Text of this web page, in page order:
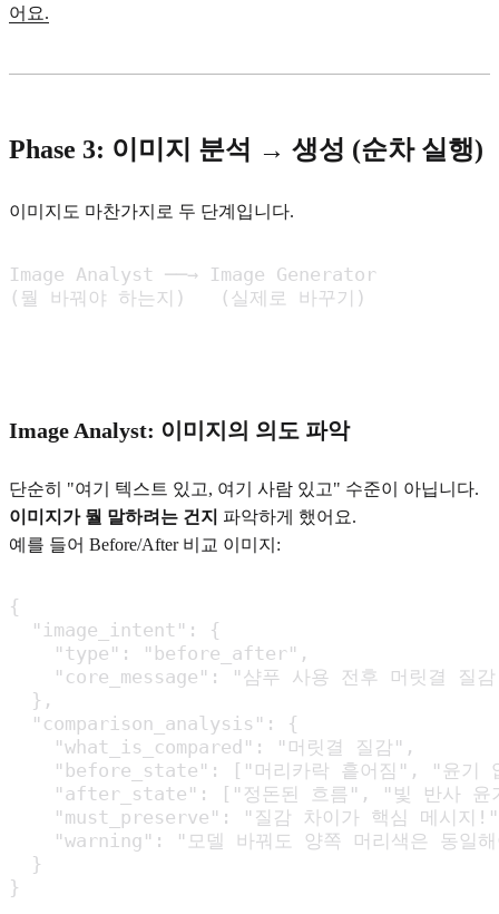
어요.
Phase 3: 이미지 분석 → 생성 (순차 실행)
이미지도 마찬가지로 두 단계입니다.
Image Analyst ──→ Image Generator
(뭘 바꿔야 하는지)   (실제로 바꾸기)
Image Analyst: 이미지의 의도 파악
단순히 "여기 텍스트 있고, 여기 사람 있고" 수준이 아닙니다.
이미지가 뭘 말하려는 건지 파악하게 했어요.
예를 들어 Before/After 비교 이미지:
{
  "image_intent": {
    "type": "before_after",
"core_message": "샴푸 사용 전후 머릿결 질감
  },
  "comparison_analysis": {
    "what_is_compared": "머릿결 질감",
"before_state": ["머리카락 흩어짐", "윤기
"after_state": ["정돈된 흐름", "빛 반사 윤
"must_preserve": "질감 차이가 핵심 메시지
"warning": "모델 바꿔도 양쪽 머리색은 동일
  }
}